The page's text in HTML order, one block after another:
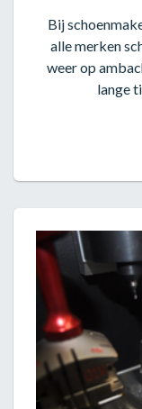
Bij
alle merken
weer op
lange